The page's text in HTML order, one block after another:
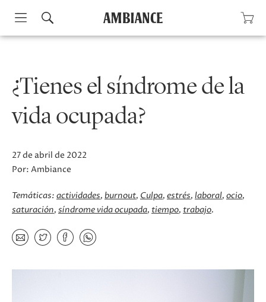
Skip
¿Tienes el síndrome de la
vida ocupada?
27 de abril de 2022
Por: Ambiance
Temáticas: actividades burnout Culpa estrés laboral ocio
saturación síndrome vida ocupada tiempo trabajo